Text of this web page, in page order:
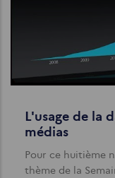
L'usage de la
médias
Pour ce huitième
thème de la